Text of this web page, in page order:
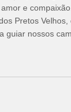
e
Pretos Velhos,
guiar nossos